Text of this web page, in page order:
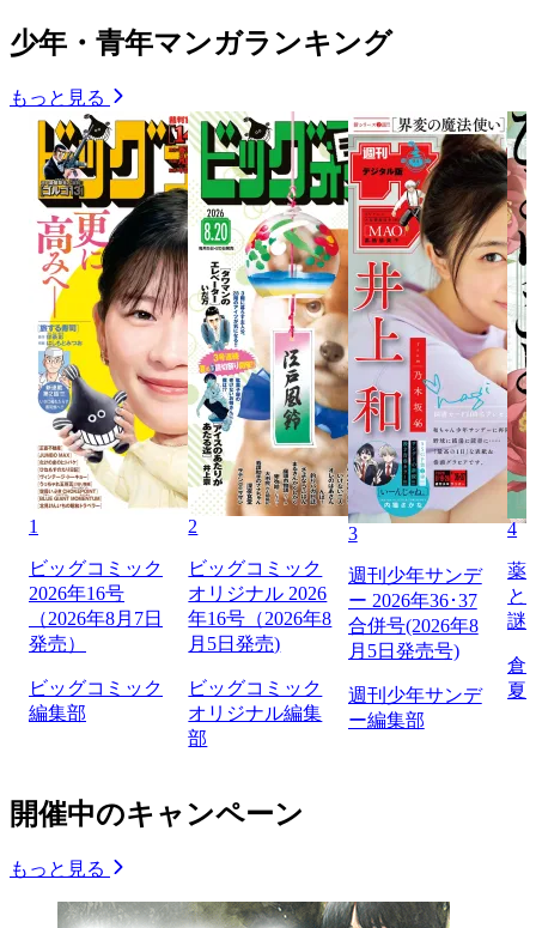
少年・青年マンガランキング
もっと見る
1
ビッグコミック
2026年16号
（2026年8月7日
発売）
ビッグコミック
編集部
2
ビッグコミック
オリジナル 2026
年16号（2026年8
月5日発売)
ビッグコミック
オリジナル編集
部
3
週刊少年サンデ
ー 2026年36･37
合併号(2026年8
月5日発売号)
週刊少年サンデ
ー編集部
4
薬
と
謎
倉
夏
開催中のキャンペーン
もっと見る